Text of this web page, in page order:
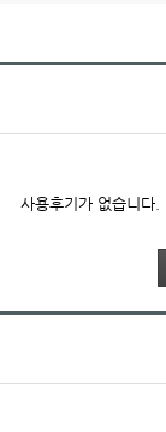
사용후기가 없습니다.